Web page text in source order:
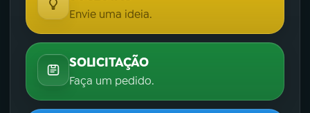
Envie uma ideia.
SOLICITAÇÃO
Faça um pedido.